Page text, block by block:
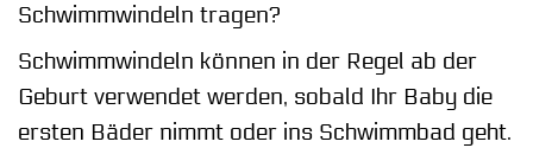
Schwimmwindeln tragen?
Schwimmwindeln können in der Regel ab der
Geburt verwendet werden, sobald Ihr Baby die
ersten Bäder nimmt oder ins Schwimmbad geht.